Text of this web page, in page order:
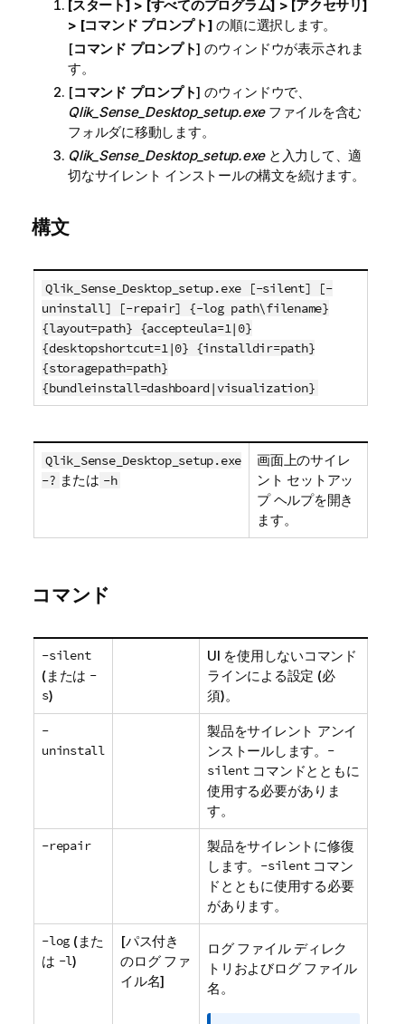
[スタート] > [すべてのプログラム] > [アクセサリ]
> [コマンド プロンプト] の順に選択します。
[コマンド プロンプト] のウィンドウが表示されま
す。
[コマンド プロンプト] のウィンドウで、
Qlik_Sense_Desktop_setup.exeファイルを含む
フォルダに移動します。
Qlik_Sense_Desktop_setup.exeと入力して、適
切なサイレント インストールの構文を続けます。
構文
Qlik_Sense_Desktop_setup.exe [-silent] [-
uninstall] [-repair] {-log path\filename}
{layout=path} {accepteula=1|0}
{desktopshortcut=1|0} {installdir=path}
{storagepath=path}
{bundleinstall=dashboard|visualization}
Qlik_Sense_Desktop_setup.exe
-? または -h
画面上のサイレ
ント セットアッ
プ ヘルプを開き
ます。
コマンド
-silent
(または -
s)
UI を使用しないコマンド
ラインによる設定 (必
須)。
-
uninstall
製品をサイレント アンイ
ンストールします。 -
silentコマンドとともに
使用する必要がありま
す。
-repair
製品をサイレントに修復
します。 -silentコマン
ドとともに使用する必要
があります。
-log (また
は -l)
[パス付き
のログ ファ
イル名]
ログ ファイル ディレク
トリおよびログ ファイル
名。